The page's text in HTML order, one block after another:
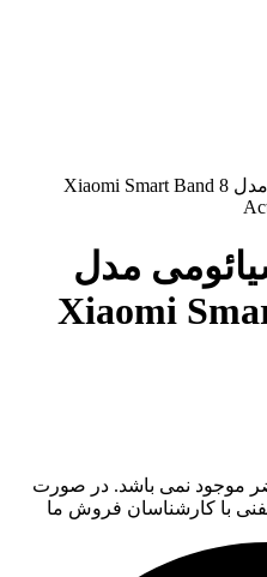
مدل
Xiaomi
موجود نمی باشد. در صورت
با کارشناسان فروش ما